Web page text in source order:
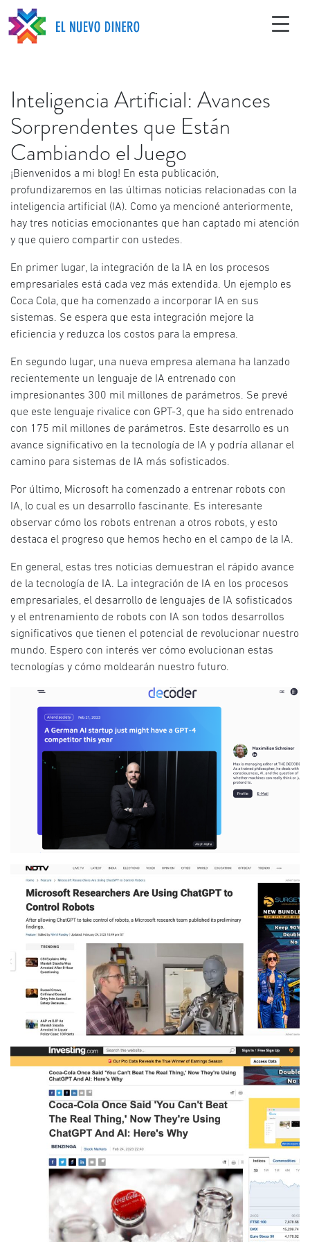
Inteligencia Artificial: Avances
Sorprendentes que Están
Cambiando el Juego
¡Bienvenidos a mi blog! En esta publicación,
profundizaremos en las últimas noticias relacionadas con la
inteligencia artificial (IA). Como ya mencioné anteriormente,
hay tres noticias emocionantes que han captado mi atención
y que quiero compartir con ustedes.
En primer lugar, la integración de la IA en los procesos
empresariales está cada vez más extendida. Un ejemplo es
Coca Cola, que ha comenzado a incorporar IA en sus
sistemas. Se espera que esta integración mejore la
eficiencia y reduzca los costos para la empresa.
En segundo lugar, una nueva empresa alemana ha lanzado
recientemente un lenguaje de IA entrenado con
impresionantes 300 mil millones de parámetros. Se prevé
que este lenguaje rivalice con GPT-3, que ha sido entrenado
con 175 mil millones de parámetros. Este desarrollo es un
avance significativo en la tecnología de IA y podría allanar el
camino para sistemas de IA más sofisticados.
Por último, Microsoft ha comenzado a entrenar robots con
IA, lo cual es un desarrollo fascinante. Es interesante
observar cómo los robots entrenan a otros robots, y esto
destaca el progreso que hemos hecho en el campo de la IA.
En general, estas tres noticias demuestran el rápido avance
de la tecnología de IA. La integración de IA en los procesos
empresariales, el desarrollo de lenguajes de IA sofisticados
y el entrenamiento de robots con IA son todos desarrollos
significativos que tienen el potencial de revolucionar nuestro
mundo. Espero con interés ver cómo evolucionan estas
tecnologías y cómo moldearán nuestro futuro.